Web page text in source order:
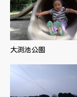
大渕池公園